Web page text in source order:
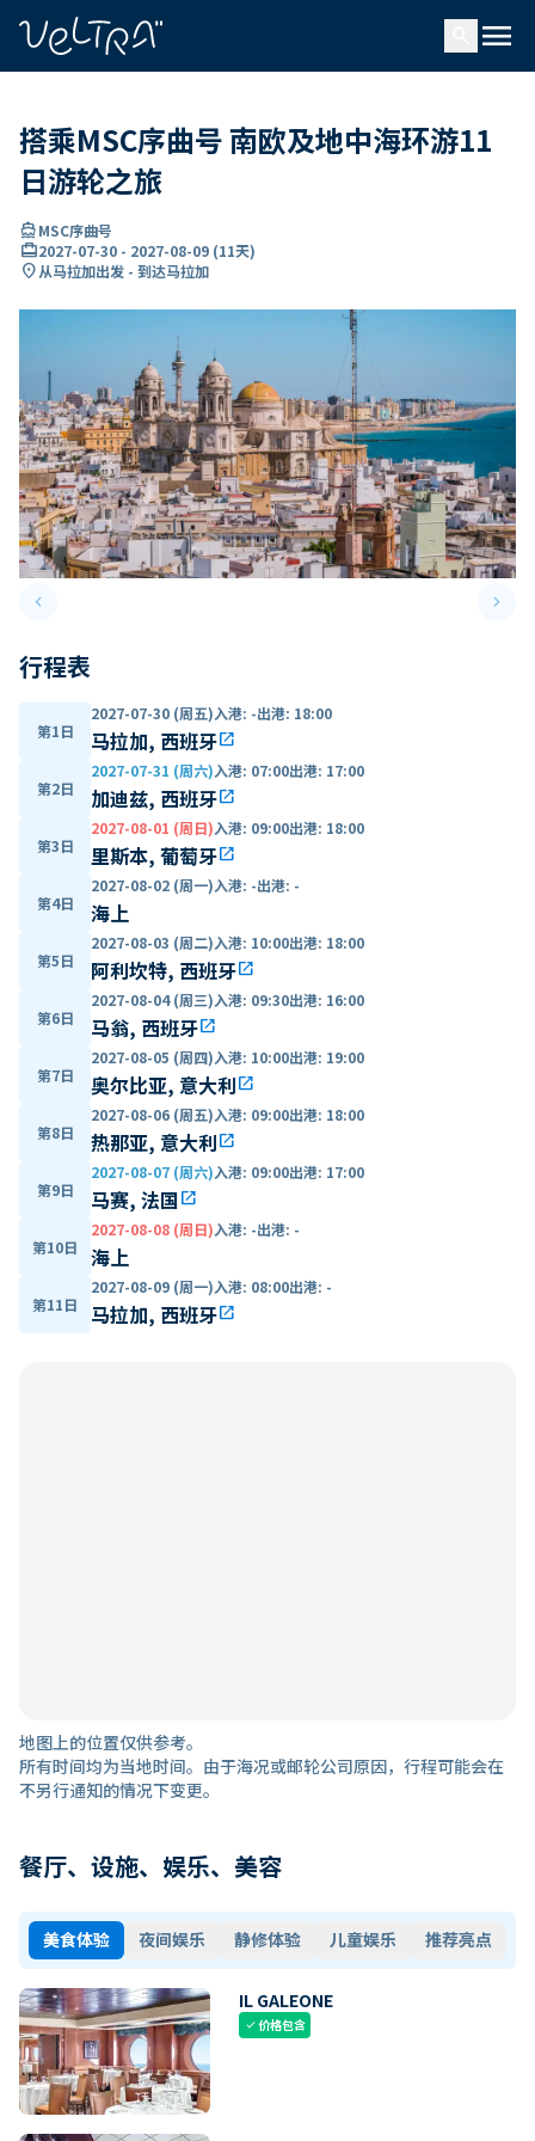
menu
搭乘MSC序曲号 南欧及地中海环游11
日游轮之旅
directions_boatMSC序曲号
card_travel2027-07-30 - 2027-08-09 (11天)
location_on从马拉加出发 - 到达马拉加
keyboard_arrow_leftPrevious slide keyboard_arrow_right
行程表
第1日
2027-07-30 (周五)入港: -出港: 18:00
马拉加, 西班牙open_in_new
第2日
2027-07-31 (周六)入港: 07:00出港: 17:00
加迪兹, 西班牙open_in_new
第3日
2027-08-01 (周日)入港: 09:00出港: 18:00
里斯本, 葡萄牙open_in_new
第4日
2027-08-02 (周一)入港: -出港: -
海上
第5日
2027-08-03 (周二)入港: 10:00出港: 18:00
阿利坎特, 西班牙open_in_new
第6日
2027-08-04 (周三)入港: 09:30出港: 16:00
马翁, 西班牙open_in_new
第7日
2027-08-05 (周四)入港: 10:00出港: 19:00
奥尔比亚, 意大利open_in_new
第8日
2027-08-06 (周五)入港: 09:00出港: 18:00
热那亚, 意大利open_in_new
第9日
2027-08-07 (周六)入港: 09:00出港: 17:00
马赛, 法国open_in_new
第10日
2027-08-08 (周日)入港: -出港: -
海上
第11日
2027-08-09 (周一)入港: 08:00出港: -
马拉加, 西班牙open_in_new
地图上的位置仅供参考。
所有时间均为当地时间。由于海况或邮轮公司原因，行程可能会在
不另行通知的情况下变更。
餐厅、设施、娱乐、美容
美食体验 夜间娱乐 静修体验 儿童娱乐 推荐亮点
IL GALEONE
check价格包含